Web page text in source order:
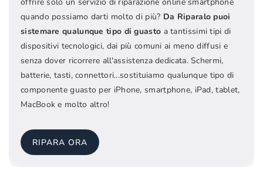
offrire solo un servizio di riparazione online smartphone
quando possiamo darti molto di più? Da Riparalo puoi
sistemare qualunque tipo di guasto a tantissimi tipi di
dispositivi tecnologici, dai più comuni ai meno diffusi e
senza dover ricorrere all'assistenza dedicata. Schermi,
batterie, tasti, connettori...sostituiamo qualunque tipo di
componente guasto per iPhone, smartphone, iPad, tablet,
MacBook e molto altro!
RIPARA ORA